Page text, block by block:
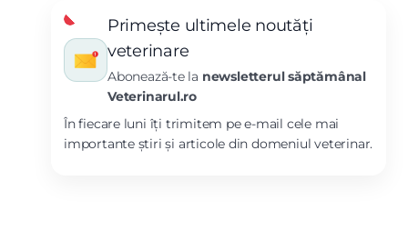
Primește ultimele noutăți
veterinare
Abonează-te la newsletterul săptămânal
Veterinarul.ro
În fiecare luni îți trimitem pe e-mail cele mai
importante știri și articole din domeniul veterinar.